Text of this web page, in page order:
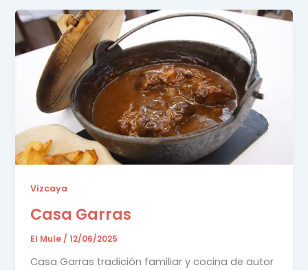
Vizcaya
Casa Garras
El Mule /12/06/2025
Casa Garras tradición familiar y cocina de autor